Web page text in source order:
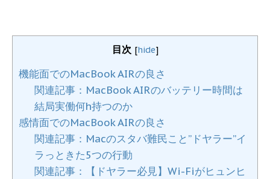
目次 [hide]
機能面でのMacBook AIRの良さ
関連記事：MacBook AIRのバッテリー時間は
結局実働何h持つのか
感情面でのMacBook AIRの良さ
関連記事：Macのスタバ難民こと”ドヤラー”イ
ラっときた5つの行動
関連記事：【ドヤラー必見】Wi-Fiがヒュンヒ